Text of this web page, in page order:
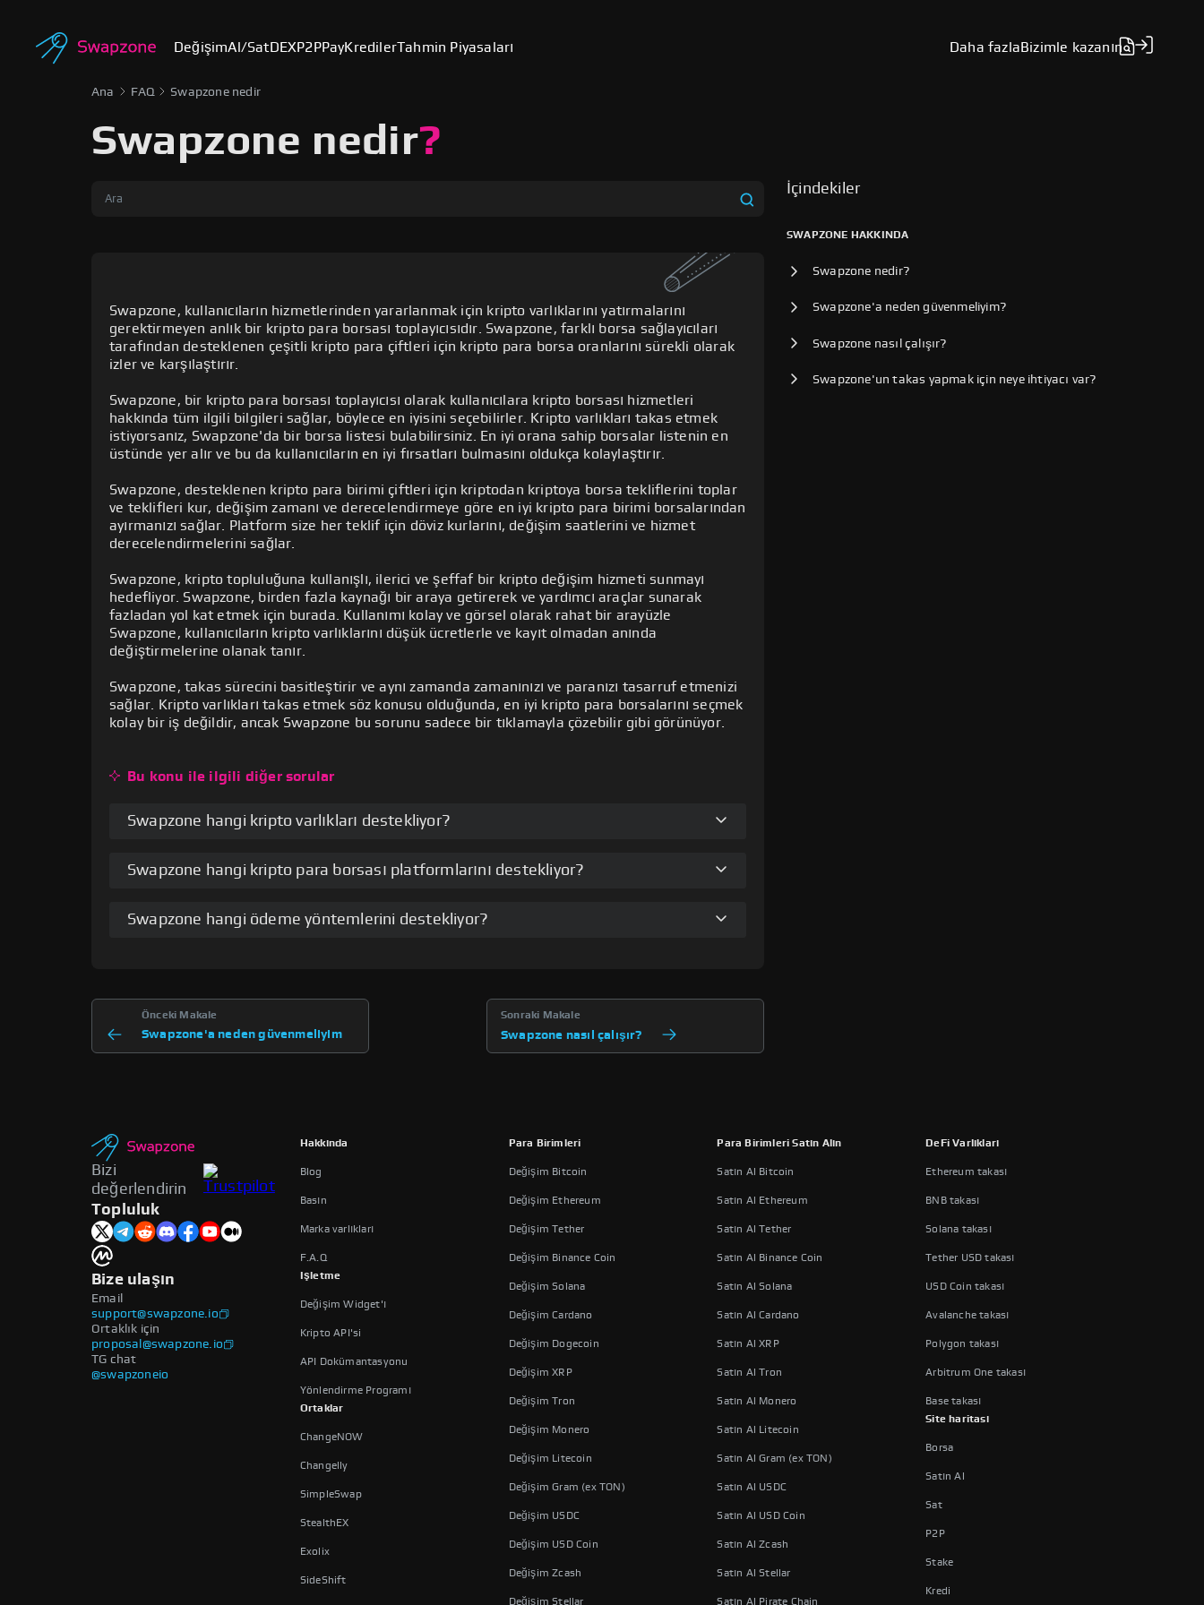
DeğişimAl/SatDEXP2PPayKredilerTahmin Piyasaları Daha fazla Bizimle kazanın
Ana FAQ Swapzone nedir
Swapzone nedir?
Swapzone, kullanıcıların hizmetlerinden yararlanmak için kripto varlıklarını yatırmalarını
gerektirmeyen anlık bir kripto para borsası toplayıcısıdır. Swapzone, farklı borsa sağlayıcıları
tarafından desteklenen çeşitli kripto para çiftleri için kripto para borsa oranlarını sürekli olarak
izler ve karşılaştırır.
Swapzone, bir kripto para borsası toplayıcısı olarak kullanıcılara kripto borsası hizmetleri
hakkında tüm ilgili bilgileri sağlar, böylece en iyisini seçebilirler. Kripto varlıkları takas etmek
istiyorsanız, Swapzone'da bir borsa listesi bulabilirsiniz. En iyi orana sahip borsalar listenin en
üstünde yer alır ve bu da kullanıcıların en iyi fırsatları bulmasını oldukça kolaylaştırır.
Swapzone, desteklenen kripto para birimi çiftleri için kriptodan kriptoya borsa tekliflerini toplar
ve teklifleri kur, değişim zamanı ve derecelendirmeye göre en iyi kripto para birimi borsalarından
ayırmanızı sağlar. Platform size her teklif için döviz kurlarını, değişim saatlerini ve hizmet
derecelendirmelerini sağlar.
Swapzone, kripto topluluğuna kullanışlı, ilerici ve şeffaf bir kripto değişim hizmeti sunmayı
hedefliyor. Swapzone, birden fazla kaynağı bir araya getirerek ve yardımcı araçlar sunarak
fazladan yol kat etmek için burada. Kullanımı kolay ve görsel olarak rahat bir arayüzle
Swapzone, kullanıcıların kripto varlıklarını düşük ücretlerle ve kayıt olmadan anında
değiştirmelerine olanak tanır.
Swapzone, takas sürecini basitleştirir ve aynı zamanda zamanınızı ve paranızı tasarruf etmenizi
sağlar. Kripto varlıkları takas etmek söz konusu olduğunda, en iyi kripto para borsalarını seçmek
kolay bir iş değildir, ancak Swapzone bu sorunu sadece bir tıklamayla çözebilir gibi görünüyor.
Bu konu ile ilgili diğer sorular
Swapzone hangi kripto varlıkları destekliyor?
Swapzone, 1000'den fazla farklı kripto varlık ile takas imkanı sunarak, yatırımcıların,
tüccarların ve kripto meraklılarının çeşitli bir coin ve token portföyü oluşturmasına yardımcı
olabilir. Bitcoin (BTC), Ethereum (ETH), Litecoin (LTC) ve Ripple (XRP) gibi en popüler kripto
paralar desteklenmektedir.
Ancak Swapzone, değerli metaller veya itibari paralar (devlet tarafından çıkarılan paralar)
gibi bir altta yatan varlığa bağlı kripto varlıklar veya coinler olan Stablecoin'leri de
destekler. Swapzone'da takas edilebilen en popüler olanlardan bazıları arasında USD Coin
(USDC), Binance USD (BUSD) ve Tether (USDT) bulunur.
Buna ek olarak, Swapzone ayrıca Ravencoin, Zilliqa, Harmony gibi Altcoin'ler; anonimliğe en
çok değer verenler için Monero Pirate Chain gibi Gizlilik Coin'leri ve kriptoları hype ile satın
almayı sevenler için Dogecoin (DOGE) ve Shiba Inu (SHIB) gibi Meme Coin'leri gibi çeşitli
kripto varlıklarını da destekler. Kullanıcılar Swapzone kullanırken seçimlerle kelimenin tam
anlamıyla şımarıktır!
Swapzone hangi kripto para borsası platformlarını destekliyor?
Swapzone, 15'ten fazla farklı borsa platformunu desteklemektedir. Swapzone için en
Changelly ve FixedFloat yer almaktadır. Bunların birçoğu, güvenilir hizmetler sunan ve
geniş bir kripto para ve token çeşitliliğini destekleyen anlık kripto borsa platformlarıdır.
Swapzone’un iş birliği yaptığı diğer borsa platformları arasında Exolix, SWFT, Flyp.me,
InstaSwap, N.Exchange, Fox.exchange, SwapLab, Alfacash, SideSwift ve LetsExchange
Bu borsalara kullanıcılar tarafından Swapzone üzerinde yapılan incelemeleri ve
puanlamaları inceleyebilir, siteyi terk etmeden bilgi edinebilirsiniz. Ayrıca, Swapzone sizin
geri bildiriminize önem verdiği için kendi incelemenizi de bırakabilirsiniz.
Swapzone hangi ödeme yöntemlerini destekliyor?
Swapzone ile tüm takas işlemleri saklama hizmeti gerektirmez ve kayıt olmanıza gerek
yoktur. Platformu dünyanın herhangi bir yerinden kullanabilirsiniz, ancak yalnızca kripto
para birimi ödeme yöntemi olarak desteklenmektedir.
Swapzone’un sunduğu kripto para borsa hizmetlerinden yararlanmak için, kripto
varlıklarınızın saklandığı cüzdan adresini ve yeni kripto varlıkları almak istediğiniz cüzdan
adresini girmeniz gerekmektedir. Swapzone’un Metamask ve WalletConnect gibi farklı
cüzdanları desteklediğini belirtmekte fayda var.
Önceki Makale
Swapzone'a neden güvenmeliyim
Sonraki Makale
Swapzone nasıl çalışır?
İçindekiler
SWAPZONE HAKKINDA
Swapzone nedir?
Swapzone'a neden güvenmeliyim?
Swapzone nasıl çalışır?
Swapzone'un takas yapmak için neye ihtiyacı var?
Bizi
değerlendirin
Topluluk
Bize ulaşın
Email
support@swapzone.io
Ortaklık için
proposal@swapzone.io
TG chat
@swapzoneio
Hakkında
Blog
Basın
Marka varlıkları
F.A.Q
Işletme
Değişim Widget'ı
Kripto API'si
API Dokümantasyonu
Yönlendirme Programı
Ortaklar
ChangeNOW
Changelly
SimpleSwap
StealthEX
Exolix
SideShift
Para Birimleri
Değişim Bitcoin
Değişim Ethereum
Değişim Tether
Değişim Binance Coin
Değişim Solana
Değişim Cardano
Değişim Dogecoin
Değişim XRP
Değişim Tron
Değişim Monero
Değişim Litecoin
Değişim Gram (ex TON)
Değişim USDC
Değişim USD Coin
Değişim Zcash
Değişim Stellar
Para Birimleri Satın Alın
Satın Al Bitcoin
Satın Al Ethereum
Satın Al Tether
Satın Al Binance Coin
Satın Al Solana
Satın Al Cardano
Satın Al XRP
Satın Al Tron
Satın Al Monero
Satın Al Litecoin
Satın Al Gram (ex TON)
Satın Al USDC
Satın Al USD Coin
Satın Al Zcash
Satın Al Stellar
Satın Al Pirate Chain
DeFi Varlıkları
Ethereum takası
BNB takası
Solana takası
Tether USD takası
USD Coin takası
Avalanche takası
Polygon takası
Arbitrum One takası
Base takası
Site haritası
Borsa
Satın Al
Sat
P2P
Stake
Kredi